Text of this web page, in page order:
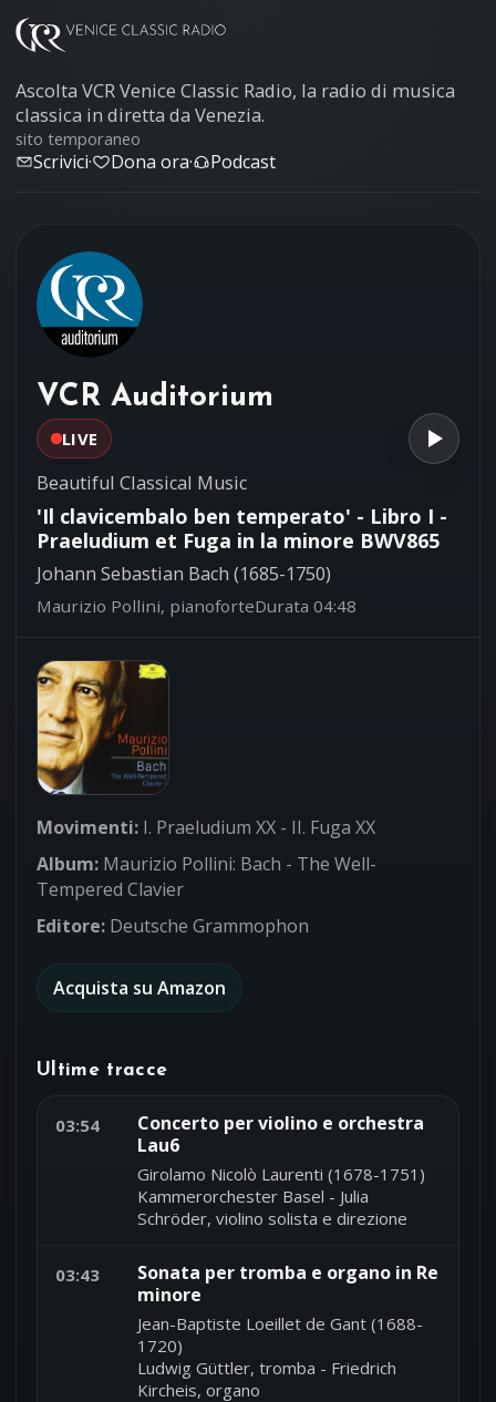
Ascolta VCR Venice Classic Radio, la radio di musica
classica in diretta da Venezia.
sito temporaneo
Scrivici· Dona ora· Podcast
VCR Auditorium
LIVE
Beautiful Classical Music
'Il clavicembalo ben temperato' - Libro I -
Praeludium et Fuga in la minore BWV865
Johann Sebastian Bach (1685-1750)
Maurizio Pollini, pianoforteDurata 04:48
Movimenti: I. Praeludium XX - II. Fuga XX
Album: Maurizio Pollini: Bach - The Well-
Tempered Clavier
Editore: Deutsche Grammophon
Acquista su Amazon
Ultime tracce
03:54
Concerto per violino e orchestra
Lau6
Girolamo Nicolò Laurenti (1678-1751)
Kammerorchester Basel - Julia
Schröder, violino solista e direzione
03:43
Sonata per tromba e organo in Re
minore
Jean-Baptiste Loeillet de Gant (1688-
1720)
Ludwig Güttler, tromba - Friedrich
Kircheis, organo